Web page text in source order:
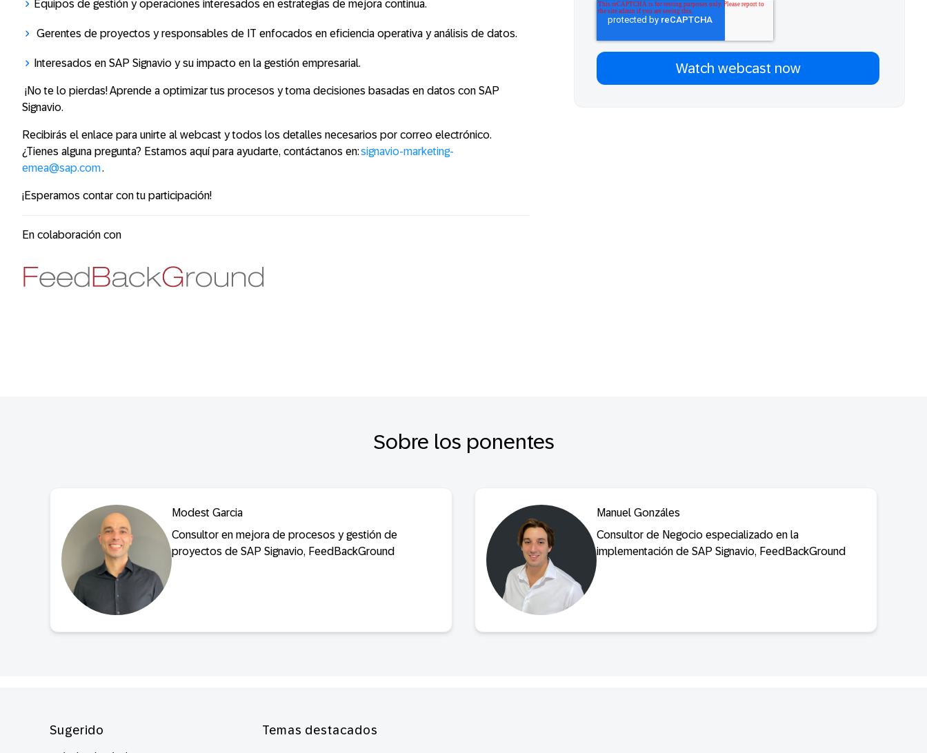
Equipos de gestión y operaciones interesados en estrategias de mejora continua.
Gerentes de proyectos y responsables de IT enfocados en eficiencia operativa y análisis de datos.
Interesados en SAP Signavio y su impacto en la gestión empresarial.
¡No te lo pierdas! Aprende a optimizar tus procesos y toma decisiones basadas en datos con SAP
Signavio.
Recibirás el enlace para unirte al webcast y todos los detalles necesarios por correo electrónico.
¿Tienes alguna pregunta? Estamos aquí para ayudarte, contáctanos en:signavio-marketing-
emea@sap.com.
¡Esperamos contar con tu participación!
En colaboración con
Sobre los ponentes
Modest Garcia
Consultor en mejora de procesos y gestión de
proyectos de SAP Signavio, FeedBackGround
Manuel Gonzáles
Consultor de Negocio especializado en la
implementación de SAP Signavio, FeedBackGround
Sugerido Temas destacados